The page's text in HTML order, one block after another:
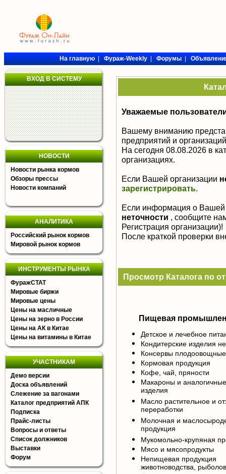
На главную|Фураж-Weekly|Форумы|
ВХОД В СИСТЕМУ
НОВОСТИ
Новости рынка кормов
Обзоры прессы
Новости компаний
АНАЛИТИКА
Российский рынок кормов
Мировой рынок кормов
ИНСТРУМЕНТЫ РЫНКА
ФуражСТАТ
Мировые биржи
Мировые цены
Цены на масличные
Цены на зерно в России
Цены на АК в Китае
Цены на витамины в Китае
УЧАСТНИКАМ
Демо версии
Доска объявлений
Слежение за вагонами
Каталог предприятий АПК
Подписка
Прайс-листы
Вопросы и ответы
Список должников
Выставки
Форум
Уважаемые
Вашему вниманию
предприятий и
На сегодня 08.08.2026 в
организациях.
Если Вашей организации
зарегистрировать.
Если информация о Вашей
неточности , сообщите
Регистрация организации)!
После краткой проверки
Просмотр Каталога по
Пищевая
Детское и лечебное
Кондитерские изделия
Консервы
Кормовая продукция
Кофе, чай, пряности
Макароны и
изделия
Масло растительное и
переработки
Молочная и
продукция
Мукомольно-крупяная
Мясо и мясопродукты
Непищевая продукция
животноводства,